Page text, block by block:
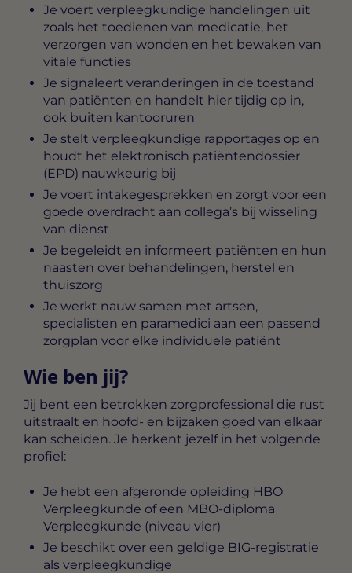
Je voert verpleegkundige handelingen uit
zoals het toedienen van medicatie, het
verzorgen van wonden en het bewaken van
vitale functies
Je signaleert veranderingen in de toestand
van patiënten en handelt hier tijdig op in,
ook buiten kantooruren
Je stelt verpleegkundige rapportages op en
houdt het elektronisch patiëntendossier
(EPD) nauwkeurig bij
Je voert intakegesprekken en zorgt voor een
goede overdracht aan collega’s bij wisseling
van dienst
Je begeleidt en informeert patiënten en hun
naasten over behandelingen, herstel en
thuiszorg
Je werkt nauw samen met artsen,
specialisten en paramedici aan een passend
zorgplan voor elke individuele patiënt
Wie ben jij?
Jij bent een betrokken zorgprofessional die rust
uitstraalt en hoofd- en bijzaken goed van elkaar
kan scheiden. Je herkent jezelf in het volgende
profiel:
Je hebt een afgeronde opleiding HBO
Verpleegkunde of een MBO-diploma
Verpleegkunde (niveau vier)
Je beschikt over een geldige BIG-registratie
als verpleegkundige